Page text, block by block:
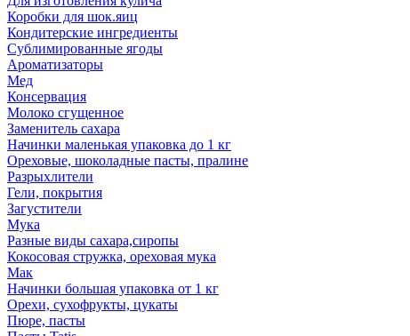
Коробки для шок.яиц
Кондитерские ингредиенты
Сублимированные ягоды
Ароматизаторы
Мед
Консервация
Молоко сгущенное
Заменитель сахара
Начинки маленькая упаковка до 1 кг
Ореховые, шоколадные пасты, пралине
Разрыхлители
Гели, покрытия
Загустители
Мука
Разные виды сахара,сиропы
Кокосовая стружка, ореховая мука
Мак
Начинки большая упаковка от 1 кг
Орехи, сухофрукты, цукаты
Пюре, пасты